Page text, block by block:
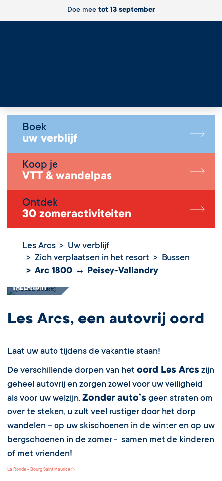
Doe mee tot 13 september
Boek
uw verblijf
Koop je
VTT & wandelpas
Ontdek
30 zomeractiviteiten
Les Arcs
Uw verblijf
Zich verplaatsen in het resort
Bussen
Arc 1800 ↔ Peisey-Vallandry
Arc 1800 ↔
Vallandry
Les Arcs, een autovrij oord
Laat uw auto tijdens de vakantie staan!
De verschillende dorpen van het oord Les Arcs zijn
geheel autovrij en zorgen zowel voor uw veiligheid
als voor uw welzijn. Zonder auto’s geen straten om
over te steken, u zult veel rustiger door het dorp
wandelen – op uw skischoenen in de winter en op uw
bergschoenen in de zomer - samen met de kinderen
of met vrienden!
La Ronde - Bourg Saint Maurice